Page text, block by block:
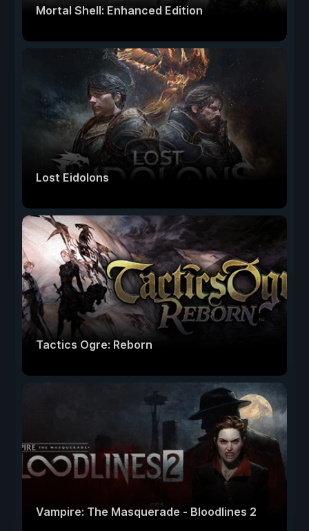
Mortal Shell: Enhanced Edition
Lost Eidolons
Tactics Ogre: Reborn
Vampire: The Masquerade - Bloodlines 2